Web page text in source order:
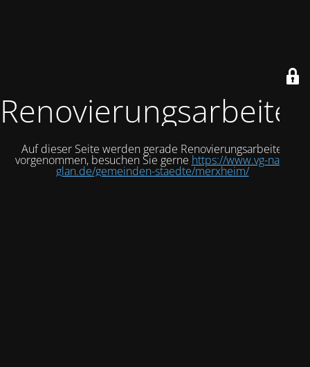
Renovierungsarbeiten
Auf dieser Seite werden gerade Renovierungsarbeiten
vorgenommen, besuchen Sie gerne https://www.vg-nahe-
glan.de/gemeinden-staedte/merxheim/